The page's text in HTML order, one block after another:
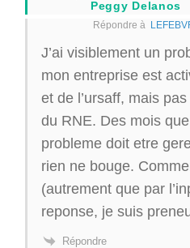
Peggy Delanos
Répondre à
J’ai visiblement un
mon entreprise est
et de l’ursaff, mais
du RNE. Des mois
probleme doit etre
rien ne bouge.
(autrement que par
reponse, je suis
Répondre